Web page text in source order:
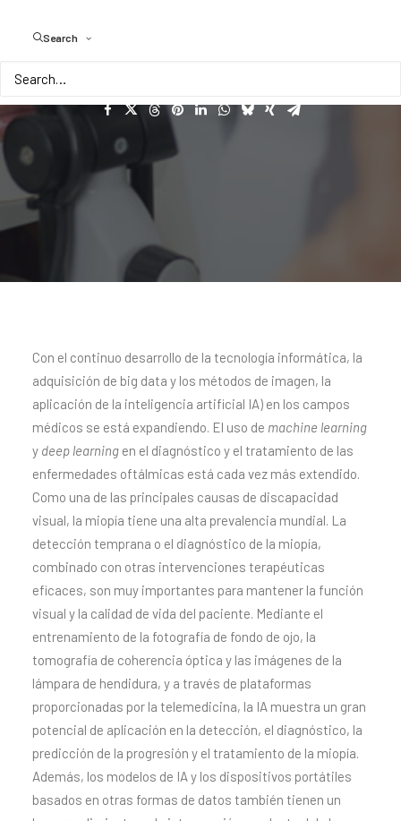
Search
Con el continuo desarrollo de la tecnología informática, la
adquisición de big data y los métodos de imagen, la
aplicación de la inteligencia artificial IA) en los campos
médicos se está expandiendo. El uso de machine learning
y deep learning en el diagnóstico y el tratamiento de las
enfermedades oftálmicas está cada vez más extendido.
Como una de las principales causas de discapacidad
visual, la miopía tiene una alta prevalencia mundial. La
detección temprana o el diagnóstico de la miopía,
combinado con otras intervenciones terapéuticas
eficaces, son muy importantes para mantener la función
visual y la calidad de vida del paciente. Mediante el
entrenamiento de la fotografía de fondo de ojo, la
tomografía de coherencia óptica y las imágenes de la
lámpara de hendidura, y a través de plataformas
proporcionadas por la telemedicina, la IA muestra un gran
potencial de aplicación en la detección, el diagnóstico, la
predicción de la progresión y el tratamiento de la miopía.
Además, los modelos de IA y los dispositivos portátiles
basados en otras formas de datos también tienen un